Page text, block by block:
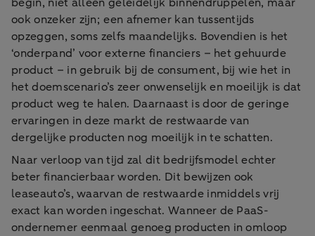
ook onzeker zijn; een afnemer kan tussentijds
opzeggen, soms zelfs maandelijks. Bovendien is het
‘onderpand’ voor externe financiers – het gehuurde
product – in gebruik bij de consument, bij wie het in
het doemscenario’s zeer onwenselijk en moeilijk is dat
product weg te halen. Daarnaast is door de geringe
ervaringen in deze markt de restwaarde van
dergelijke producten nog moeilijk in te schatten.
Naar verloop van tijd zal dit bedrijfsmodel echter
beter financierbaar worden. Dit bewijzen ook
leaseauto’s, waarvan de restwaarde inmiddels vrij
exact kan worden ingeschat. Wanneer de PaaS-
ondernemer eenmaal genoeg producten in omloop